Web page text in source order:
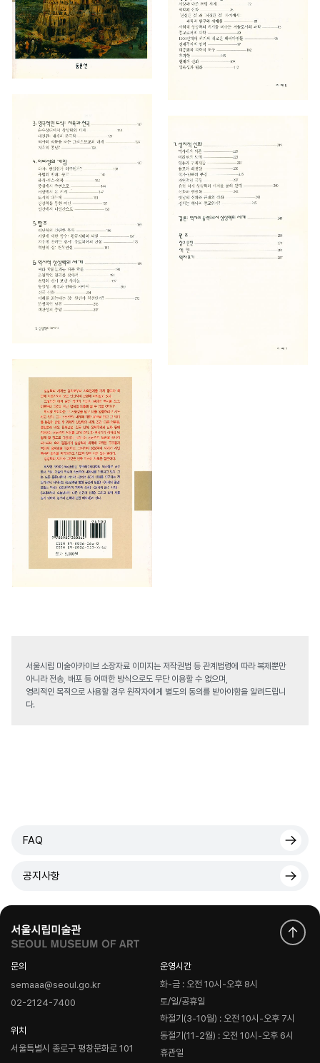
서울시립 미술아카이브 소장자료 이미지는 저작권법 등 관계법령에 따라 복제뿐만
아니라 전송, 배포 등 어떠한 방식으로도 무단 이용할 수 없으며,
영리적인 목적으로 사용할 경우 원작자에게 별도의 동의를 받아야함을 알려드립니
다.
FAQ
공지사항
문의
semaaa@seoul.go.kr
02-2124-7400
위치
서울특별시 종로구 평창문화로 101
운영시간
화-금 : 오전 10시-오후 8시
토/일/공휴일
하절기(3-10월) : 오전 10시-오후 7시
동절기(11-2월) : 오전 10시-오후 6시
휴관일